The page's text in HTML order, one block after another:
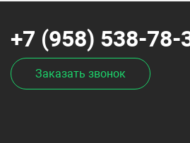
+7 (958) 538-78-
Заказать звонок